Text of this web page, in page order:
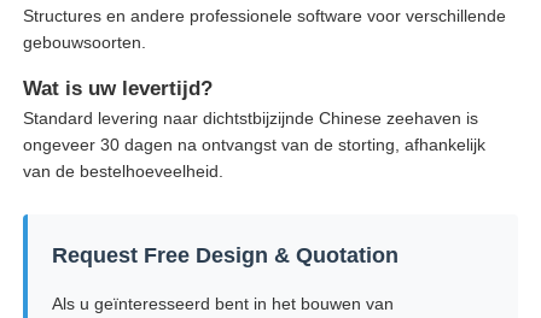
Structures en andere professionele software voor verschillende
gebouwsoorten.
Wat is uw levertijd?
Standard levering naar dichtstbijzijnde Chinese zeehaven is
ongeveer 30 dagen na ontvangst van de storting, afhankelijk
van de bestelhoeveelheid.
Request Free Design & Quotation
Als u geïnteresseerd bent in het bouwen van